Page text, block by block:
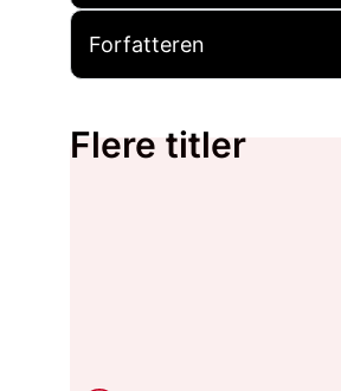
Forfatteren
Flere titler